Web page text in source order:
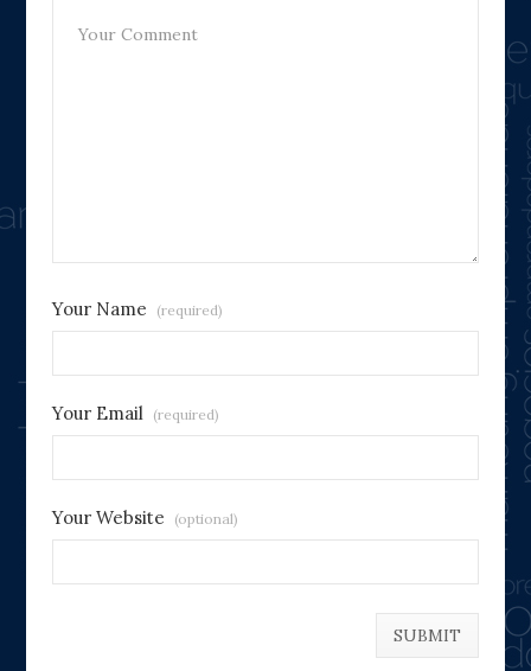
Your Name (required)
Your Email (required)
Your Website (optional)